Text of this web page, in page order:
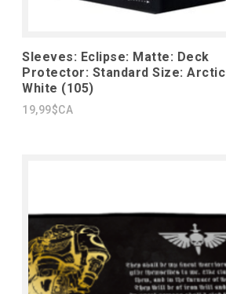
Sleeves: Eclipse: Matte: Deck
Protector: Standard Size: Arctic
White (105)
19,99$CA